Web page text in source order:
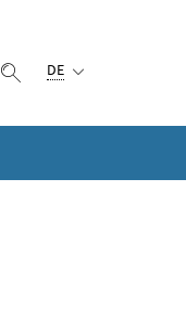
DE